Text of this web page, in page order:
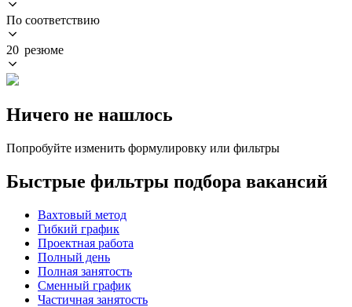
По соответствию
20 резюме
Ничего не нашлось
Попробуйте изменить формулировку или фильтры
Быстрые фильтры подбора вакансий
Вахтовый метод
Гибкий график
Проектная работа
Полный день
Полная занятость
Сменный график
Частичная занятость